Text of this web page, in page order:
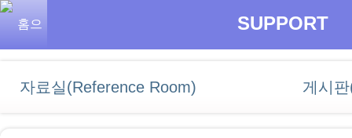
SUPPORT
자료실(Reference Room) 게시